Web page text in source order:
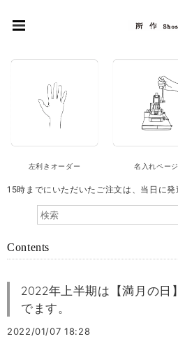
左利きオーダー 名入れページ
15時までにいただいたご注文は、当日に発
Contents
2022年上半期は【満月の日
でます。
2022/01/07 18:28